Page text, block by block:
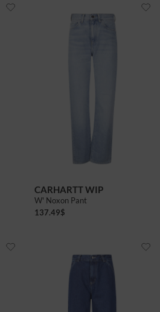
CARHARTT WIP
W' Noxon Pant
137.49$